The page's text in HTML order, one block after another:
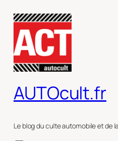
contenu
AUTOcult.fr
Le blog du culte automobile et de